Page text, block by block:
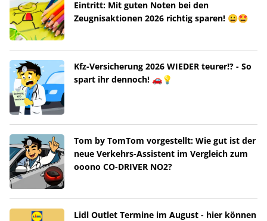
Eintritt: Mit guten Noten bei den
Zeugnisaktionen 2026 richtig sparen! 😀🤩
Kfz-Versicherung 2026 WIEDER teurer!? - So
spart ihr dennoch! 🚗💡
Tom by TomTom vorgestellt: Wie gut ist der
neue Verkehrs-Assistent im Vergleich zum
ooono CO-DRIVER NO2?
Lidl Outlet Termine im August - hier können